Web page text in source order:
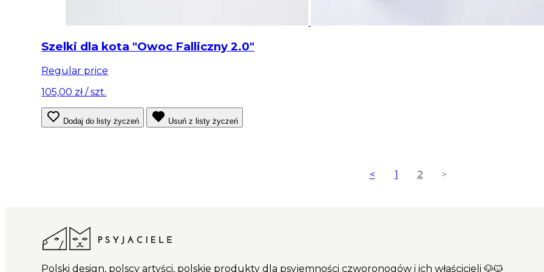
Szelki dla kota "Owoc Falliczny 2.0"
Regular price
105,00 zł/ szt.
Dodaj do listy życzeń Usuń z listy życzeń
< 1 2 >
Polski design, polscy artyści, polskie produkty dla psyjemności czworonogów i ich właścicieli 🐶🐱